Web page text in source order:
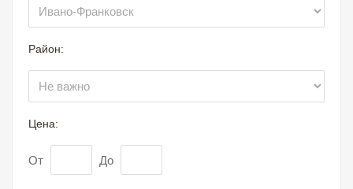
Район:
Цена:
От До